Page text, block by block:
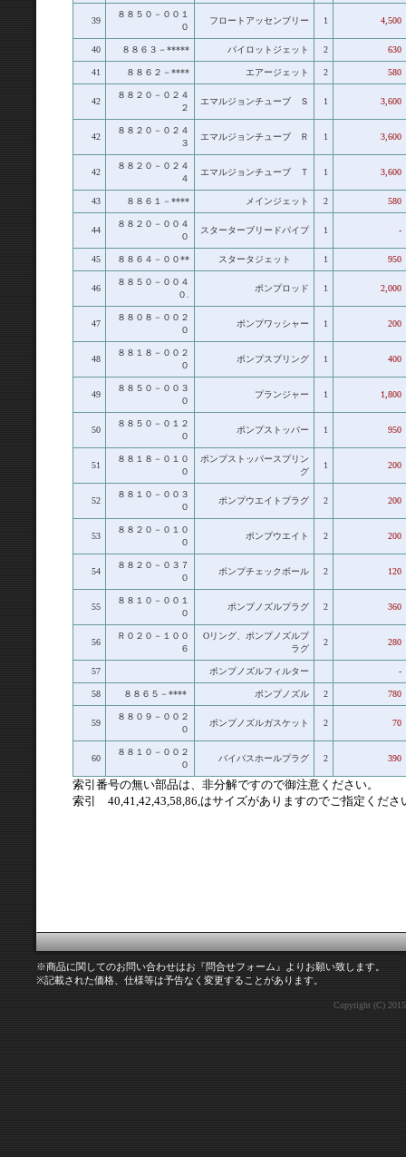
39
８８５０－００１
０
フロートアッセンブリー 1 4,500
40 ８８６３－***** パイロットジェット 2 630
41 ８８６２－**** エアージェット 2 580
42
８８２０－０２４
２
エマルジョンチューブ Ｓ 1 3,600
42
８８２０－０２４
３
エマルジョンチューブ Ｒ 1 3,600
42
８８２０－０２４
４
エマルジョンチューブ Ｔ 1 3,600
43 ８８６１－**** メインジェット 2 580
44
８８２０－００４
０
スターターブリードパイプ 1 -
45 ８８６４－００** スタータジェット 1 950
46
８８５０－００４
０.
ポンプロッド 1 2,000
47
８８０８－００２
０
ポンプワッシャー 1 200
48
８８１８－００２
０
ポンプスプリング 1 400
49
８８５０－００３
０
プランジャー 1 1,800
50
８８５０－０１２
０
ポンプストッパー 1 950
51
８８１８－０１０
０
ポンプストッパースプリン
グ
1 200
52
８８１０－００３
０
ポンプウエイトプラグ 2 200
53
８８２０－０１０
０
ポンプウエイト 2 200
54
８８２０－０３７
０
ポンプチェックボール 2 120
55
８８１０－００１
０
ポンプノズルプラグ 2 360
56
Ｒ０２０－１００
６
Oリング、ポンプノズルプ
ラグ
2 280
57 ポンプノズルフィルター -
58 ８８６５－**** ポンプノズル 2 780
59
８８０９－００２
０
ポンプノズルガスケット 2 70
60
８８１０－００２
０
バイパスホールプラグ 2 390
索引番号の無い部品は、非分解ですので御注意ください。
索引 40,41,42,43,58,86,はサイズがありますのでご指定くださ
※商品に関してのお問い合わせはお『問合せフォーム』よりお願い致します。
※記載された価格、仕様等は予告なく変更することがあります。
Copyright (C)